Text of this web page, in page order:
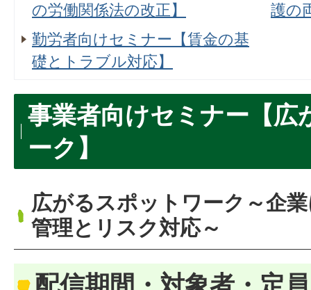
の労働関係法の改正】
護の
勤労者向けセミナー【賃金の基
礎とトラブル対応】
事業者向けセミナー【広
ーク】
広がるスポットワーク～企
管理とリスク対応～